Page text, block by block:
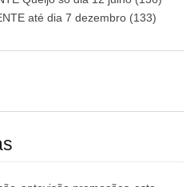
até dia 7 dezembro (133)